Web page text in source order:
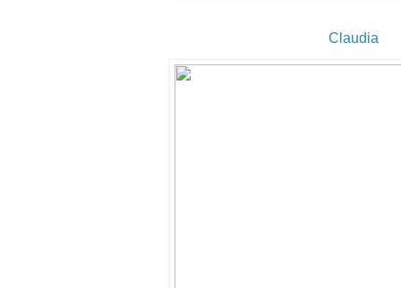
Claudia